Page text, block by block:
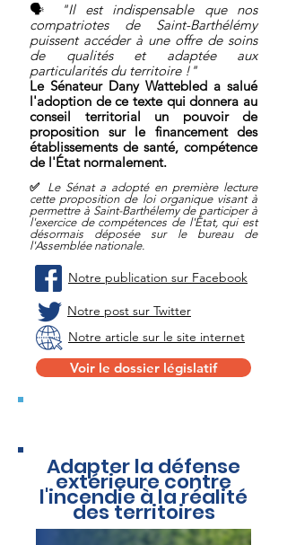
🗣
"Il est indispensable que nos
compatriotes de Saint-Barthélémy
puissent accéder à une offre de soins
de qualités et adaptée aux
particularités du territoire !"
Le Sénateur Dany Wattebled a salué
l'adoption de ce texte qui donnera au
conseil territorial un pouvoir de
proposition sur le financement des
établissements de santé, compétence
de l'État normalement.
✅ Le Sénat a adopté en première lecture
cette proposition de loi organique visant à
permettre à Saint-Barthélemy de participer à
l'exercice decompétences de l'État, qui est
désormais déposée sur le bureau de
l'Assemblée nationale.
Notre publication sur Facebook
Notre post sur Twitter
Notre article sur le site internet
Voir le dossier législatif
Adapter la défense
extérieure contre
l'incendie à la réalité
des territoires